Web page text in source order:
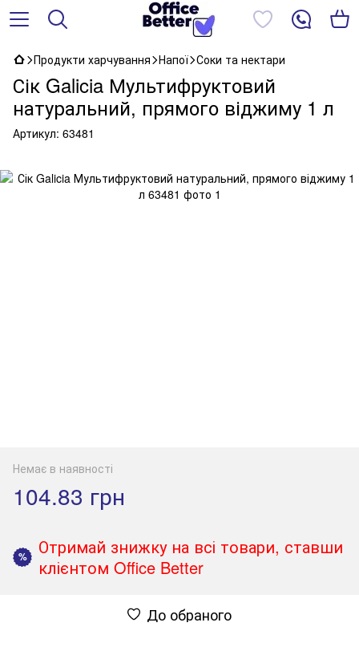
Продукти харчування Напої Соки та нектари
Сік Galicia Мультифруктовий
натуральний, прямого віджиму 1 л
Артикул: 63481
Немає в наявності
104.83 грн
%
Отримай знижку на всі товари, ставши
клієнтом Office Better
До обраного